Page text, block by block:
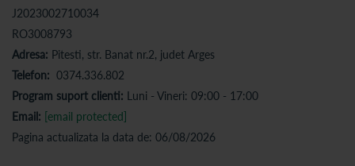
J2023002710034
RO3008793
Adresa: Pitesti, str. Banat nr.2, judet Arges
Telefon: 0374.336.802
Program suport clienti: Luni - Vineri: 09:00 - 17:00
Email: [email protected]
Pagina actualizata la data de: 06/08/2026